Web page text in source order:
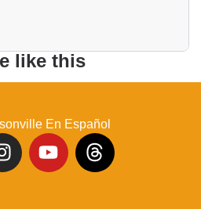
like this
En Español